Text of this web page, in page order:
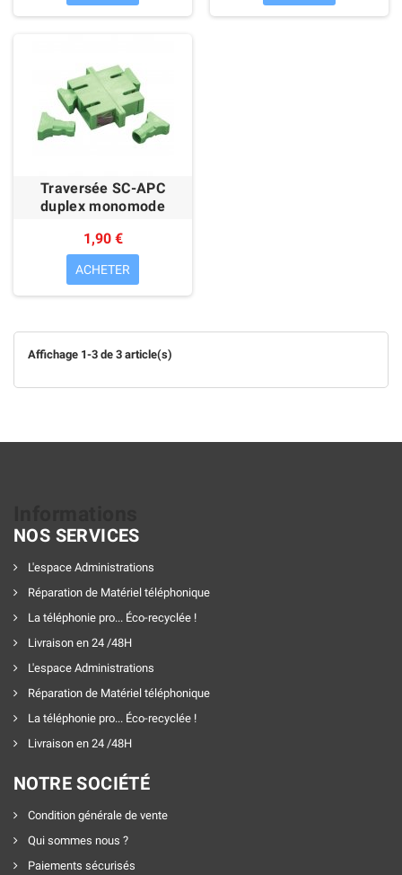
Traversée SC-APC
duplex monomode
1,90 €
ACHETER
Affichage 1-3 de 3 article(s)
NOS SERVICES
L'espace Administrations
Réparation de Matériel téléphonique
La téléphonie pro... Éco-recyclée !
Livraison en 24 /48H
L'espace Administrations
Réparation de Matériel téléphonique
La téléphonie pro... Éco-recyclée !
Livraison en 24 /48H
NOTRE SOCIÉTÉ
Condition générale de vente
Qui sommes nous ?
Paiements sécurisés